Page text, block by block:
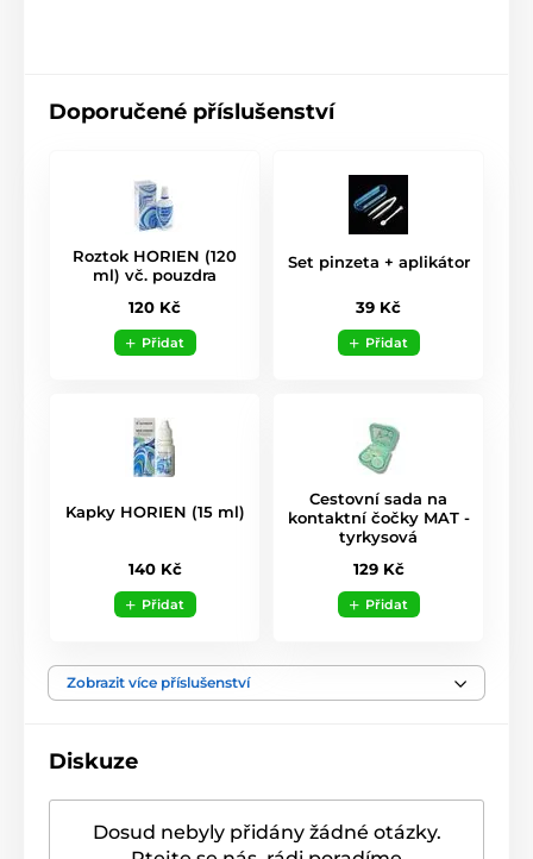
Doporučené příslušenství
Roztok HORIEN (120
ml) vč. pouzdra
120 Kč
Přidat
Set pinzeta + aplikátor
39 Kč
Přidat
Kapky HORIEN (15 ml)
140 Kč
Přidat
Cestovní sada na
kontaktní čočky MAT -
tyrkysová
129 Kč
Přidat
Zobrazit více příslušenství
Diskuze
Dosud nebyly přidány žádné otázky.